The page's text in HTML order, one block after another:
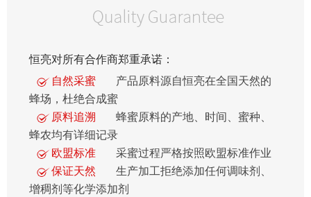
恒亮对所有合作商郑重承诺：
自然采蜜
产品原料源自恒亮在全国天然的
蜂场，杜绝合成蜜
原料追溯
蜂蜜原料的产地、时间、蜜种、
蜂农均有详细记录
欧盟标准
采蜜过程严格按照欧盟标准作业
保证天然
生产加工拒绝添加任何调味剂、
增稠剂等化学添加剂